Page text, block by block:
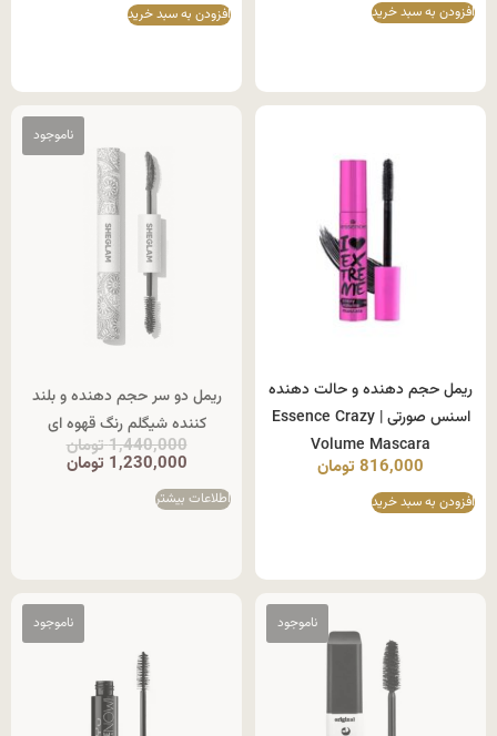
افزودن به سبد خرید افزودن به سبد خرید
ریمل حجم دهنده و حالت دهنده
اسنس صورتی | Essence Crazy
Volume Mascara
816,000 تومان
افزودن به سبد خرید
ریمل دو سر حجم دهنده و بلند
کننده شیگلم رنگ قهوه ای
1,440,000تومان
1,230,000 تومان
اطلاعات بیشتر